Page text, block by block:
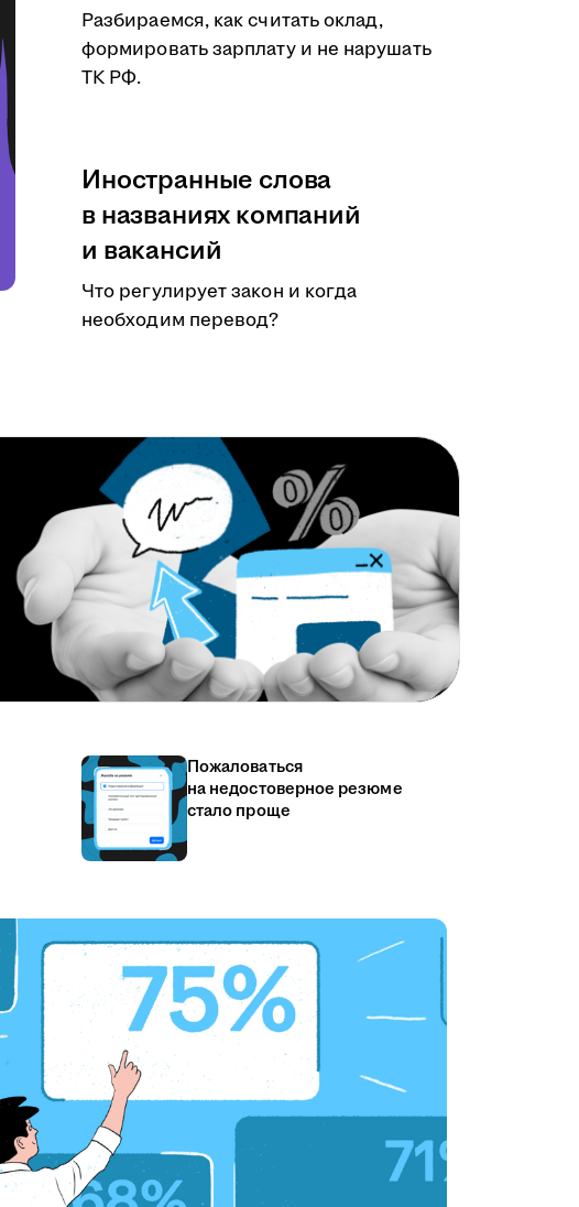
Разбираемся, как считать оклад,
формировать зарплату и не нарушать
ТК РФ.
Иностранные слова
в названиях компаний
и вакансий
Что регулирует закон и когда
необходим перевод?
Пожаловаться
на недостоверное резюме
стало проще